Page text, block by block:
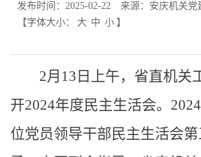
发布时间：2025-02-22 来源：安庆机关党
【字体大小：
大 中 小 】
2月13日上午，省直机关
开2024年度民主生活会。
位党员领导干部民主生活会